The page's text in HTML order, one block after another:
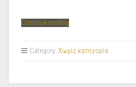
Continue reading“«Ο Πρίγκηπας
Category: Χωρίς κατηγορία